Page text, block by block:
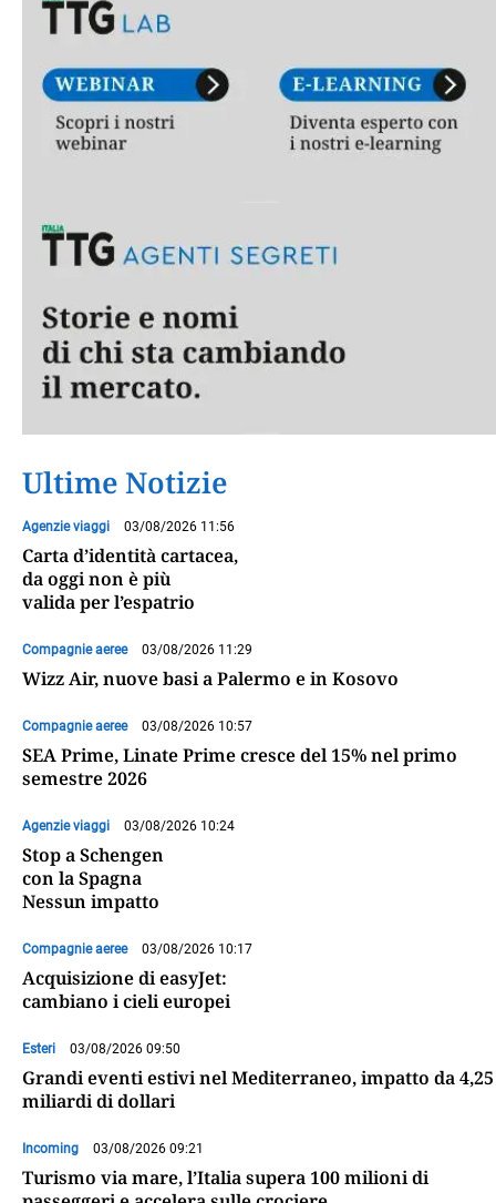
Ultime Notizie
Agenzie viaggi 03/08/2026 11:56
Carta d’identità cartacea,
da oggi non è più
valida per l’espatrio
Compagnie aeree 03/08/2026 11:29
Wizz Air, nuove basi a Palermo e in Kosovo
Compagnie aeree 03/08/2026 10:57
SEA Prime, Linate Prime cresce del 15% nel primo
semestre 2026
Agenzie viaggi 03/08/2026 10:24
Stop a Schengen
con la Spagna
Nessun impatto
Compagnie aeree 03/08/2026 10:17
Acquisizione di easyJet:
cambiano i cieli europei
Esteri 03/08/2026 09:50
Grandi eventi estivi nel Mediterraneo, impatto da 4,25
miliardi di dollari
Incoming 03/08/2026 09:21
Turismo via mare, l’Italia supera 100 milioni di